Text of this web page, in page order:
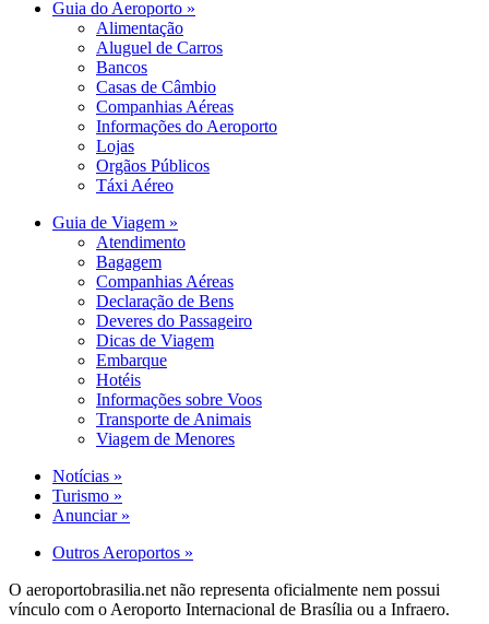
Guia do Aeroporto »
Alimentação
Aluguel de Carros
Bancos
Casas de Câmbio
Companhias Aéreas
Informações do Aeroporto
Lojas
Orgãos Públicos
Táxi Aéreo
Guia de Viagem »
Atendimento
Bagagem
Companhias Aéreas
Declaração de Bens
Deveres do Passageiro
Dicas de Viagem
Embarque
Hotéis
Informações sobre Voos
Transporte de Animais
Viagem de Menores
Notícias »
Turismo »
Anunciar »
Outros Aeroportos »
O aeroportobrasilia.net não representa oficialmente nem possui
vínculo com o Aeroporto Internacional de Brasília ou a Infraero.